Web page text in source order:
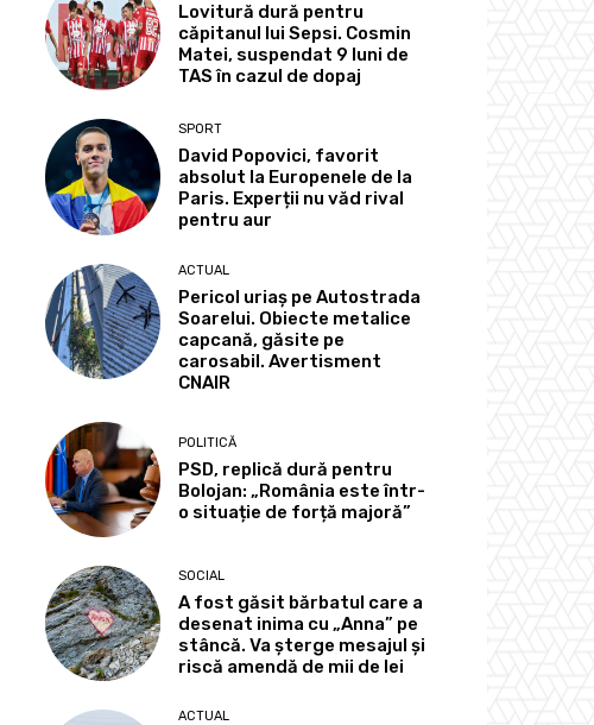
Lovitură dură pentru
căpitanul lui Sepsi. Cosmin
Matei, suspendat 9 luni de
TAS în cazul de dopaj
SPORT
David Popovici, favorit
absolut la Europenele de la
Paris. Experții nu văd rival
pentru aur
ACTUAL
Pericol uriaș pe Autostrada
Soarelui. Obiecte metalice
capcană, găsite pe
carosabil. Avertisment
CNAIR
POLITICĂ
PSD, replică dură pentru
Bolojan: „România este într-
o situație de forță majoră”
SOCIAL
A fost găsit bărbatul care a
desenat inima cu „Anna” pe
stâncă. Va șterge mesajul și
riscă amendă de mii de lei
ACTUAL